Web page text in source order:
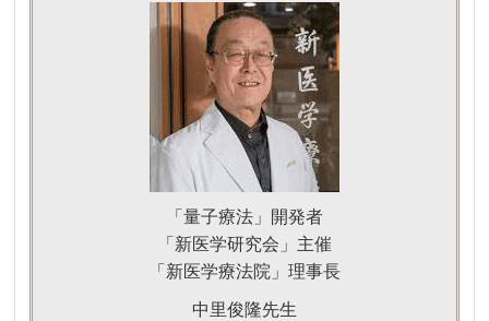
「量子療法」開発者
「新医学研究会」主催
「新医学療法院」理事長
中里俊隆先生